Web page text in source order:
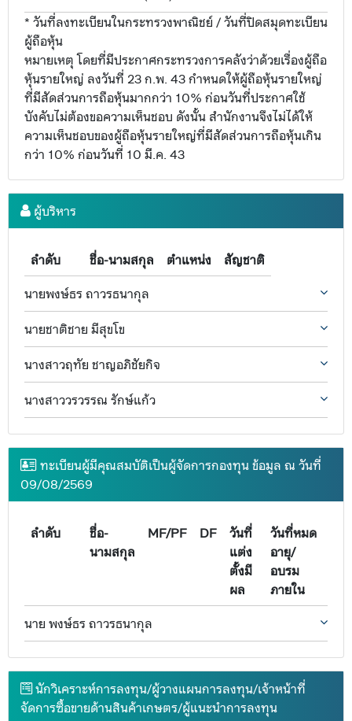
* วันที่ลงทะเบียนในกระทรวงพาณิชย์ / วันที่ปิดสมุดทะเบียน
ผู้ถือหุ้น
หมายเหตุ โดยที่มีประกาศกระทรวงการคลังว่าด้วยเรื่องผู้ถือ
หุ้นรายใหญ่ ลงวันที่ 23 ก.พ. 43 กำหนดให้ผู้ถือหุ้นรายใหญ่
ที่มีสัดส่วนการถือหุ้นมากกว่า 10% ก่อนวันที่ประกาศใช้
บังคับไม่ต้องขอความเห็นชอบ ดังนั้น สำนักงานจึงไม่ได้ให้
ความเห็นชอบของผู้ถือหุ้นรายใหญ่ที่มีสัดส่วนการถือหุ้นเกิน
กว่า 10% ก่อนวันที่ 10 มี.ค. 43
ผู้บริหาร
ลำดับ ชื่อ-นามสกุล ตำแหน่ง
สัญชาติ
นายพงษ์ธร ถาวรธนากุล
นายชาติชาย มีสุขโข
นางสาวฤทัย ชาญอภิชัยกิจ
นางสาววรวรรณ รักษ์แก้ว
ทะเบียนผู้มีคุณสมบัติเป็นผู้จัดการกองทุน ข้อมูล ณ วันที่
09/08/2569
ลำดับ
ชื่อ-
นามสกุล
MF/PF DF
วันที่
แต่ง
ตั้งมี
ผล
วันที่หมด
อายุ/
อบรม
ภายใน
นาย พงษ์ธร ถาวรธนากุล
นักวิเคราะห์การลงทุน/ผู้วางแผนการลงทุน/เจ้าหน้าที่
จัดการซื้อขายด้านสินค้าเกษตร/ผู้แนะนำการลงทุน